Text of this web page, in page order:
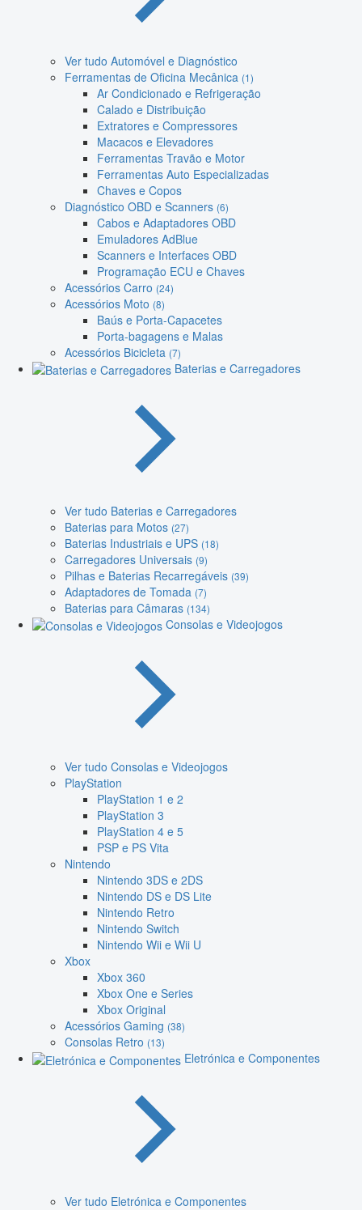
Ver tudo Automóvel e Diagnóstico
Ferramentas de Oficina Mecânica (1)
Ar Condicionado e Refrigeração
Calado e Distribuição
Extratores e Compressores
Macacos e Elevadores
Ferramentas Travão e Motor
Ferramentas Auto Especializadas
Chaves e Copos
Diagnóstico OBD e Scanners (6)
Cabos e Adaptadores OBD
Emuladores AdBlue
Scanners e Interfaces OBD
Programação ECU e Chaves
Acessórios Carro (24)
Acessórios Moto (8)
Baús e Porta-Capacetes
Porta-bagagens e Malas
Acessórios Bicicleta (7)
Baterias e Carregadores
Ver tudo Baterias e Carregadores
Baterias para Motos (27)
Baterias Industriais e UPS (18)
Carregadores Universais (9)
Pilhas e Baterias Recarregáveis (39)
Adaptadores de Tomada (7)
Baterias para Câmaras (134)
Consolas e Videojogos
Ver tudo Consolas e Videojogos
PlayStation
PlayStation 1 e 2
PlayStation 3
PlayStation 4 e 5
PSP e PS Vita
Nintendo
Nintendo 3DS e 2DS
Nintendo DS e DS Lite
Nintendo Retro
Nintendo Switch
Nintendo Wii e Wii U
Xbox
Xbox 360
Xbox One e Series
Xbox Original
Acessórios Gaming (38)
Consolas Retro (13)
Eletrónica e Componentes
Ver tudo Eletrónica e Componentes